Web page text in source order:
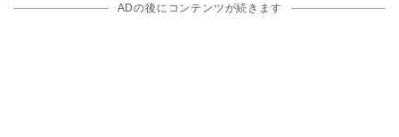
ADの後にコンテンツが続きます